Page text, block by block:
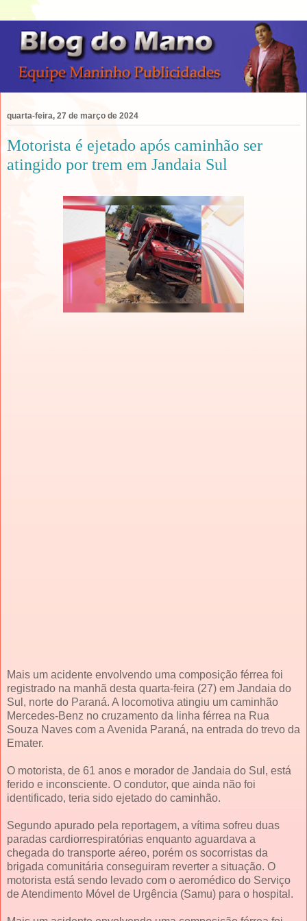
quarta-feira, 27 de março de 2024
Motorista é ejetado após caminhão ser
atingido por trem em Jandaia Sul
Mais um acidente envolvendo uma composição férrea foi
registrado na manhã desta quarta-feira (27) em Jandaia do
Sul, norte do Paraná. A locomotiva atingiu um caminhão
Mercedes-Benz no cruzamento da linha férrea na Rua
Souza Naves com a Avenida Paraná, na entrada do trevo da
Emater.
O motorista, de 61 anos e morador de Jandaia do Sul, está
ferido e inconsciente. O condutor, que ainda não foi
identificado, teria sido ejetado do caminhão.
Segundo apurado pela reportagem, a vítima sofreu duas
paradas cardiorrespiratórias enquanto aguardava a
chegada do transporte aéreo, porém os socorristas da
brigada comunitária conseguiram reverter a situação. O
motorista está sendo levado com o aeromédico do Serviço
de Atendimento Móvel de Urgência (Samu) para o hospital.